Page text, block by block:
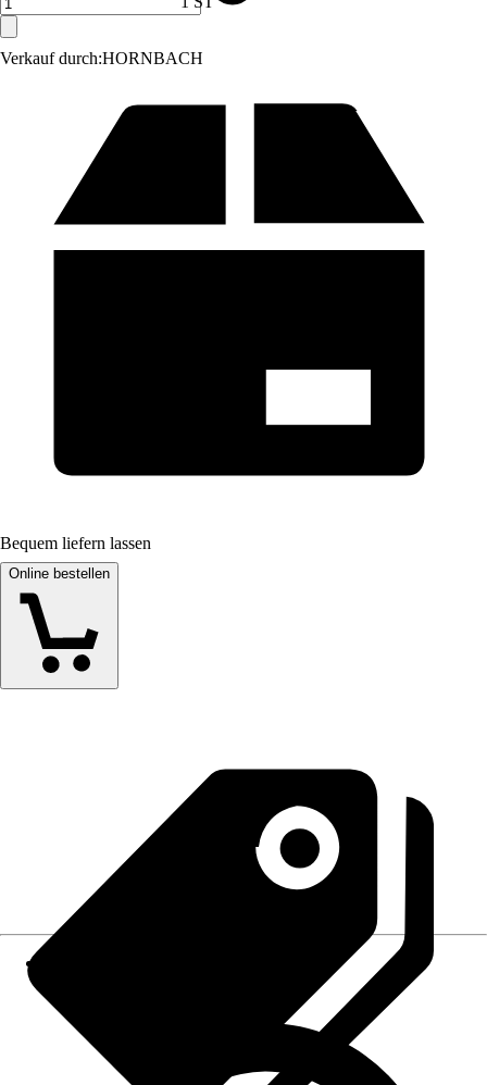
Verkauf durch:HORNBACH
Bequem liefern lassen
Online bestellen